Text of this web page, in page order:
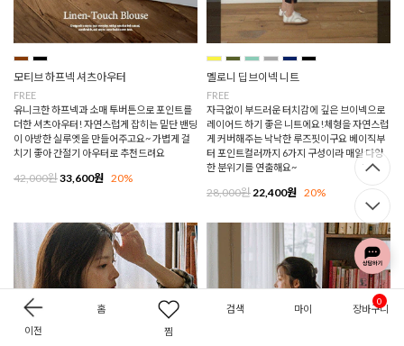
이전
홈
찜
검색 마이 장바구니
0
모티브 하프넥 셔츠아우터
FREE
유니크한 하프넥과 소매 투버튼으로 포인트를
더한 셔츠아우터! 자연스럽게 잡히는 밑단 밴딩
이 아방한 실루엣을 만들어주고요~ 가볍게 걸
치기 좋아 간절기 아우터로 추천드려요
42,000원33,600원 20%
멜로니 딥브이넥 니트
FREE
자극없이 부드러운 터치감에 깊은 브이넥으로
레이어드 하기 좋은 니트에요!체형을 자연스럽
게 커버해주는 낙낙한 루즈핏이구요 베이직부
터 포인트컬러까지 6가지 구성이라 매일 다양
한 분위기를 연출해요~
28,000원 22,400원 20%